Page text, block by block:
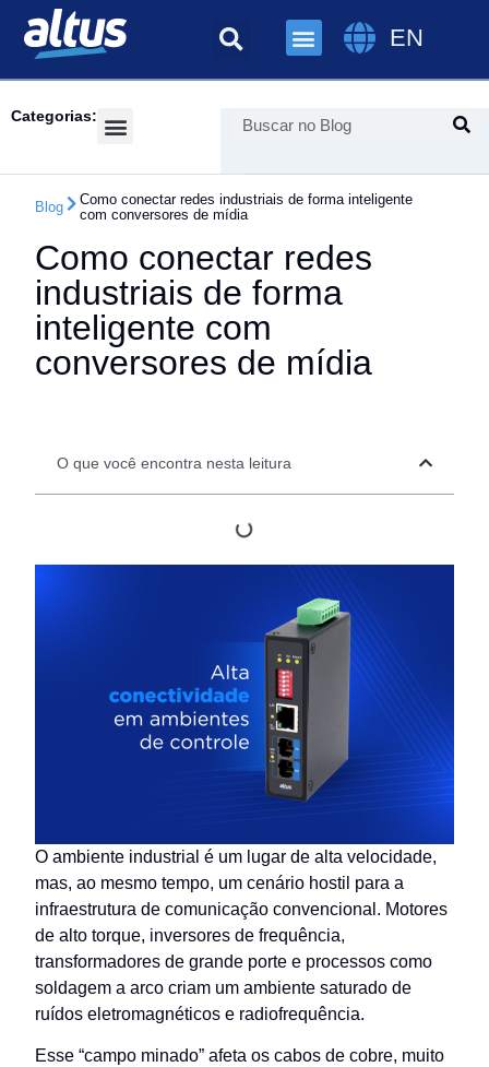
EN
Categorias:
Blog
Como conectar redes industriais de forma inteligente
com conversores de mídia
Como conectar redes
industriais de forma
inteligente com
conversores de mídia
O que você encontra nesta leitura
O ambiente industrial é um lugar de alta velocidade,
mas, ao mesmo tempo, um cenário hostil para a
infraestrutura de comunicação convencional. Motores
de alto torque, inversores de frequência,
transformadores de grande porte e processos como
soldagem a arco criam um ambiente saturado de
ruídos eletromagnéticos e radiofrequência.
Esse “campo minado” afeta os cabos de cobre, muito